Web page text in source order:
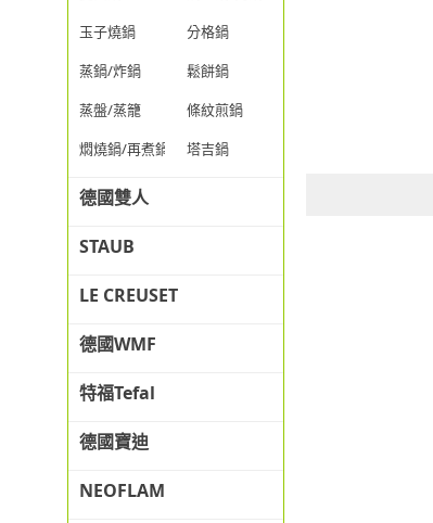
玉子燒鍋
分格鍋
蒸鍋/炸鍋
鬆餅鍋
蒸盤/蒸籠
條紋煎鍋
燜燒鍋/再煮鍋
塔吉鍋
德國雙人
STAUB
LE CREUSET
德國WMF
特福Tefal
德國寶迪
NEOFLAM